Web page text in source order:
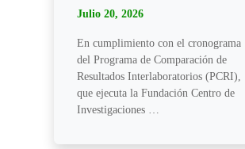
Julio 20, 2026
En cumplimiento con el cronograma
del Programa de Comparación de
Resultados Interlaboratorios (PCRI),
que ejecuta la Fundación Centro de
Investigaciones …